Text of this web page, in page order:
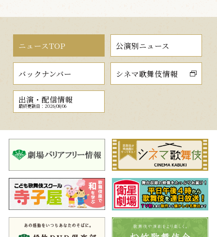
ニュースTOP 公演別ニュース
バックナンバー シネマ歌舞伎情報
出演・配信情報
最終更新日：2026/08/06